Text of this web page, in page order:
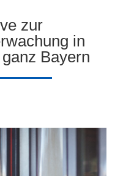
zur
in
Bayern